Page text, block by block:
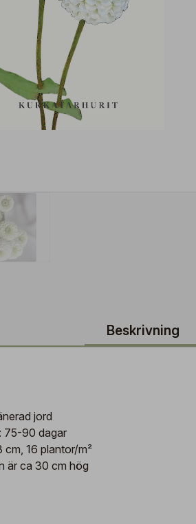
Beskrivning
jord
75-90 dagar
cm, 16 plantor/m²
är ca 30 cm hög